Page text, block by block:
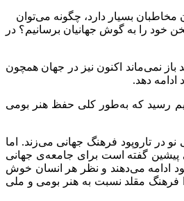
بسیار دارد، چگونه می‌توان
خود را به گوش جهانیان برسانیم؟ در
نمی‌ماند اکنون نیز در جهان همچون
دهد.
رسید که به‌طور کلی حفظ هنر بومی
در تاروپود فرهنگ جهانی می‌زند. اما
پیشین گفته است برای جامعه‌ی جهانی
ادامه می‌دهند و نظر هر انسان خوش
فرهنگ مقلد نسبت به هنر بومی و ملی